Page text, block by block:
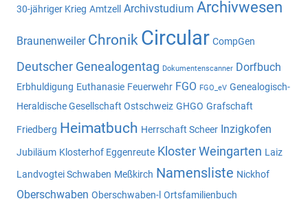
30-jähriger Krieg Amtzell Archivstudium Archivwesen
Braunenweiler Chronik Circular CompGen
Deutscher Genealogentag Dokumentenscanner Dorfbuch
Erbhuldigung Euthanasie Feuerwehr FGO FGO_eV Genealogisch-
Heraldische Gesellschaft Ostschweiz GHGO Grafschaft
Friedberg Heimatbuch Herrschaft Scheer Inzigkofen
Jubiläum Klosterhof Eggenreute Kloster Weingarten Laiz
Landvogtei Schwaben Meßkirch Namensliste Nickhof
Oberschwaben Oberschwaben-l Ortsfamilienbuch